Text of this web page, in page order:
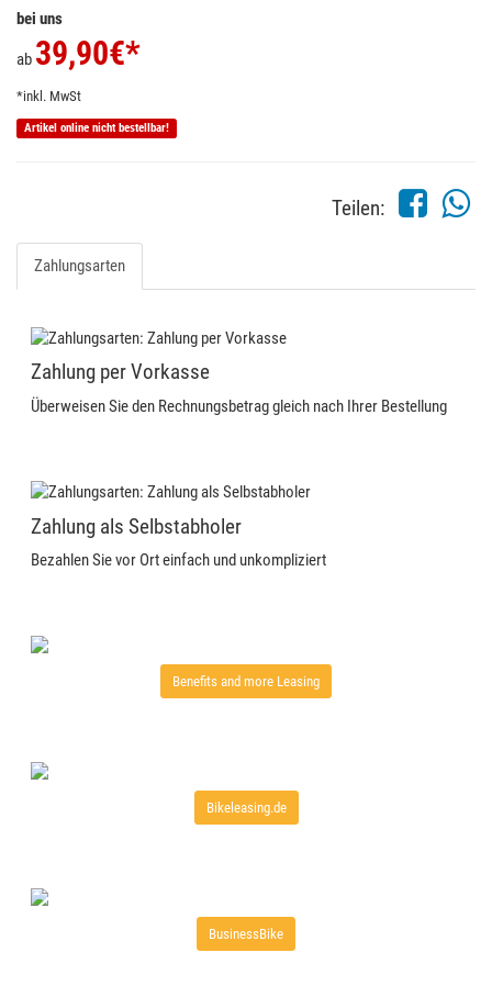
bei uns
ab 39,90€*
*inkl. MwSt
Artikel online nicht bestellbar!
Teilen:
Zahlungsarten
Zahlung per Vorkasse
Überweisen Sie den Rechnungsbetrag gleich nach Ihrer Bestellung
Zahlung als Selbstabholer
Bezahlen Sie vor Ort einfach und unkompliziert
Benefits and more Leasing
Bikeleasing.de
BusinessBike